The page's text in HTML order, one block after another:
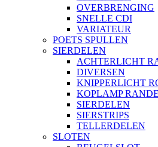
OVERBRENGING
SNELLE CDI
VARIATEUR
POETS SPULLEN
SIERDELEN
ACHTERLICHT
DIVERSEN
KNIPPERLICHT
KOPLAMP
SIERDELEN
SIERSTRIPS
TELLERDELEN
SLOTEN